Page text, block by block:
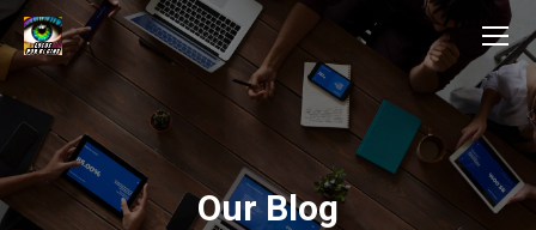
Our Blog